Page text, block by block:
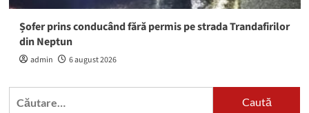
Șofer prins conducând fără permis pe strada Trandafirilor
din Neptun
admin 6 august 2026